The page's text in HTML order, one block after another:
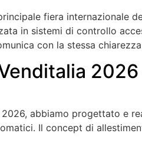
fiera
in sistemi di controllo
con la stessa
2026
abbiamo progettato e
Il concept di